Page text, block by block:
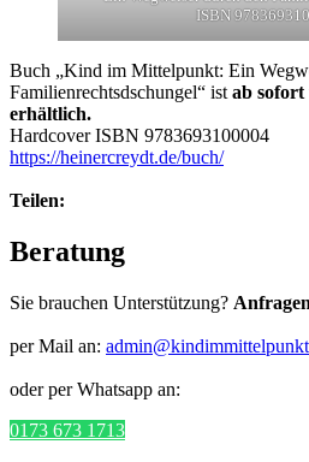
ISBN
Buch „Kind im Mittelpunkt: Ein
Familienrechtsdschungel“ ist ab
erhältlich.
Hardcover ISBN 9783693100004
https://heinercreydt.de/buch/
Teilen:
Beratung
Sie brauchen Unterstützung? Anfragen
per Mail an:
oder per Whatsapp an:
0173 673 1713